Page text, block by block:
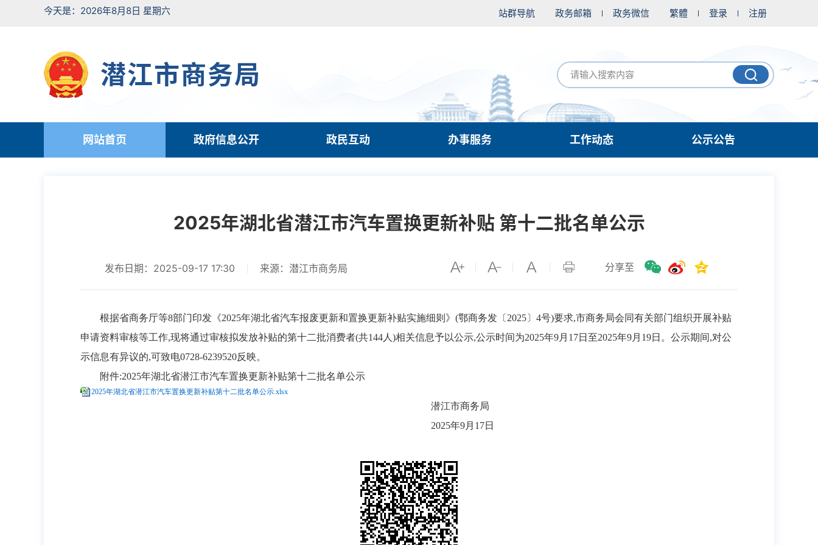
今天是：2026年8月8日 星期六 站群导航 政务邮箱 政务微信 繁體 登录 注册
潜江市商务局
网站首页 政府信息公开 政民互动 办事服务 工作动态 公示公告
2025年湖北省潜江市汽车置换更新补贴 第十二批名单公示
分享至
发布日期：2025-09-17 17:30 来源：潜江市商务局
根据省商务厅等8部门印发《2025年湖北省汽车报废更新和置换更新补贴实施细则》(鄂商务发〔2025〕4号)要求,市商务局会同有关部门组织开展补贴
申请资料审核等工作,现将通过审核拟发放补贴的第十二批消费者(共144 人 )相关信息予以公示,公示时间为2025年9月 17日至2025年9月 19日。公示期间,对公
示信息有异议的,可致电0728-6239520反映。
附件:2025年湖北省潜江市汽车置换更新补贴第十二批名单公示
2025年湖北省潜江市汽车置换更新补贴第十二批名单公示.xlsx
潜江市商务局
2025年9月17日